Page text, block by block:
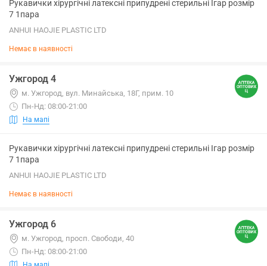
Рукавички хірургічні латексні припудрені стерильні Ігар розмір
7 1пара
ANHUI HAOJIE PLASTIC LTD
Немає в наявності
Ужгород 4
м. Ужгород, вул. Минайська, 18Г, прим. 10
Пн-Нд: 08:00-21:00
На мапі
Рукавички хірургічні латексні припудрені стерильні Ігар розмір
7 1пара
ANHUI HAOJIE PLASTIC LTD
Немає в наявності
Ужгород 6
м. Ужгород, просп. Свободи, 40
Пн-Нд: 08:00-21:00